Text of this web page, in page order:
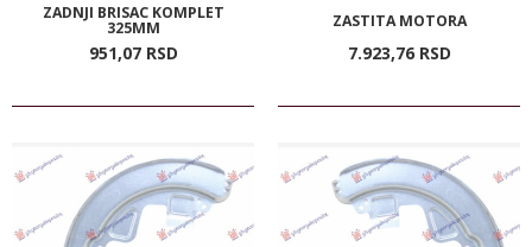
ZADNJI BRISAC KOMPLET
325MM
951,07 RSD
ZASTITA MOTORA
7.923,76 RSD